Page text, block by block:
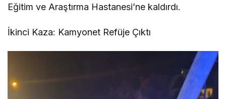
Eğitim ve Araştırma Hastanesi’ne kaldırdı.
İkinci Kaza: Kamyonet Refüje Çıktı